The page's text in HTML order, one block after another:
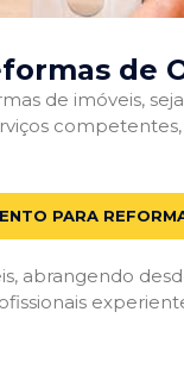
de
de imóveis,
PARA
abrangendo